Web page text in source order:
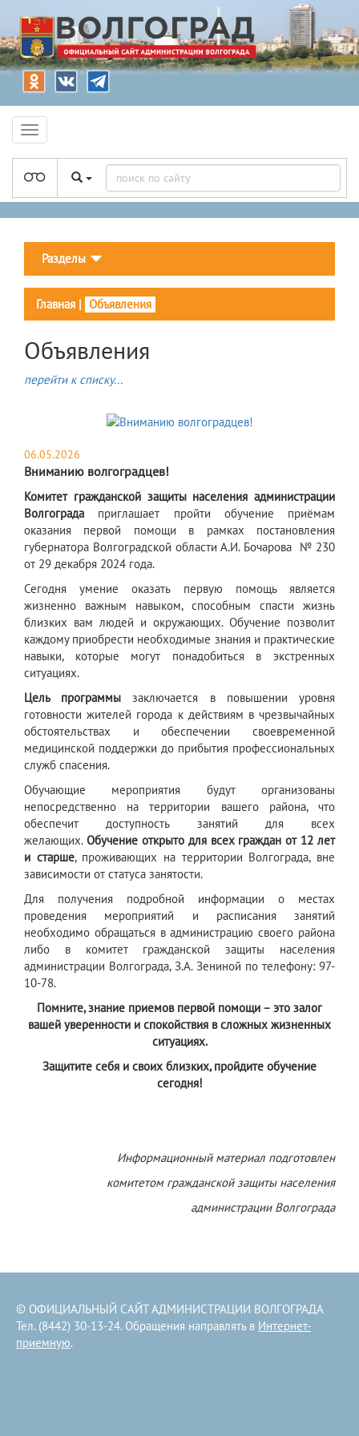
Разделы
Главная | Объявления
Объявления
перейти к списку...
06.05.2026
Вниманию волгоградцев!
Комитет гражданской защиты населения администрации
Волгограда приглашает пройти обучение приёмам
оказания первой помощи в рамках постановления
губернатора Волгоградской области А.И. Бочарова № 230
от 29 декабря 2024 года.
Сегодня умение оказать первую помощь является
жизненно важным навыком, способным спасти жизнь
близких вам людей и окружающих. Обучение позволит
каждому приобрести необходимые знания и практические
навыки, которые могут понадобиться в экстренных
ситуациях.
Цель программы заключается в повышении уровня
готовности жителей города к действиям в чрезвычайных
обстоятельствах и обеспечении своевременной
медицинской поддержки до прибытия профессиональных
служб спасения.
Обучающие мероприятия будут организованы
непосредственно на территории вашего района, что
обеспечит доступность занятий для всех
желающих. Обучение открыто для всех граждан от 12 лет
и старше, проживающих на территории Волгограда, вне
зависимости от статуса занятости.
Для получения подробной информации о местах
проведения мероприятий и расписания занятий
необходимо обращаться в администрацию своего района
либо в комитет гражданской защиты населения
администрации Волгограда, З.А. Зениной по телефону: 97-
10-78.
Помните, знание приемов первой помощи – это залог
вашей уверенности и спокойствия в сложных жизненных
ситуациях.
Защитите себя и своих близких, пройдите обучение
сегодня!
Информационный материал подготовлен
комитетом гражданской защиты населения
администрации Волгограда
© ОФИЦИАЛЬНЫЙ САЙТ АДМИНИСТРАЦИИ ВОЛГОГРАДА
Тел. (8442) 30-13-24. Обращения направлять в Интернет-
приемную.